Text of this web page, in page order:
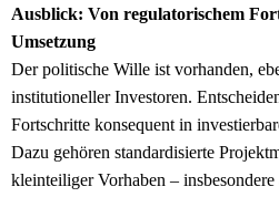
Ausblick: Von regulatorischem
Umsetzung
Der politische Wille ist vorhanden,
institutioneller Investoren.
Fortschritte konsequent in
Dazu gehören standardisierte
kleinteiliger Vorhaben –